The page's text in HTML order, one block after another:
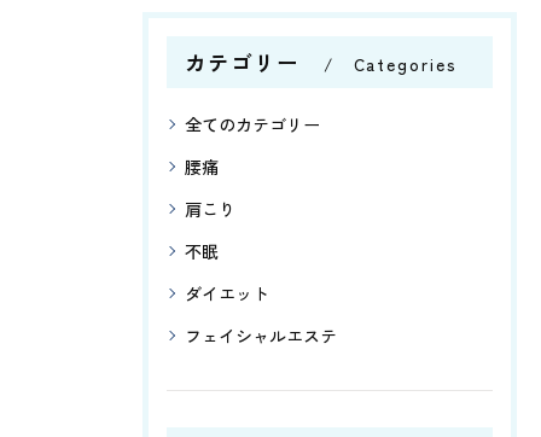
カテゴリー Categories
全てのカテゴリー
腰痛
肩こり
不眠
ダイエット
フェイシャルエステ